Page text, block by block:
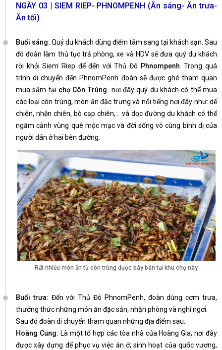
NGÀY 03 | SIEM RIEP- PHNOMPENH (Ăn sáng- Ăn trưa-
Ăn tối)
Buổi sáng: Quý du khách dùng điểm tâm sang tại khách sạn. Sau
đó đoàn làm thủ tục trả phòng, xe và HDV sẽ đưa quý du khách
rời khỏi Siem Riep để đến với Thủ Đô Phnompenh . Trong quá
trình di chuyển đến PhnomPenh đoàn sẽ được ghé tham quan
mua sắm tại chợ Côn Trùng- nơi đây quý du khách có thể mua
các loại côn trùng, món ăn đặc trưng và nổi tiếng nơi đây như: dế
chiên, nhện chiên, bò cạp chiên,… và dọc đường du khách có thể
ngắm cảnh vùng quê mộc mạc và đời sống vô cùng bình dị của
người dân ở hai bên đường.
Rất nhiều món ăn từ côn trùng được bày bán tại khu chợ này.
Buổi trưa: Đến với Thủ Đô PhnomPenh, đoàn dùng cơm trưa,
thưởng thức những món ăn đặc sản, nhận phòng và nghỉ ngơi.
Sau đó đoàn di chuyển tham quan những địa điểm sau:
Hoàng Cung: Là một tổ hợp các tòa nhà của Hoàng Gia; nơi đây
được xây dựng để phục vụ việc ăn ở; sinh hoạt của quốc vương,